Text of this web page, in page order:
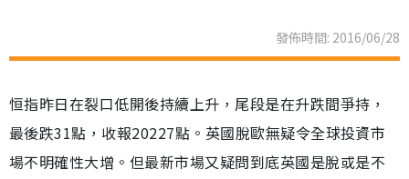
發佈時間: 2016/06/28
恒指昨日在裂口低開後持續上升，尾段是在升跌間爭持，
最後跌31點，收報20227點。英國脫歐無疑令全球投資市
場不明確性大增。但最新市場又疑問到底英國是脫或是不